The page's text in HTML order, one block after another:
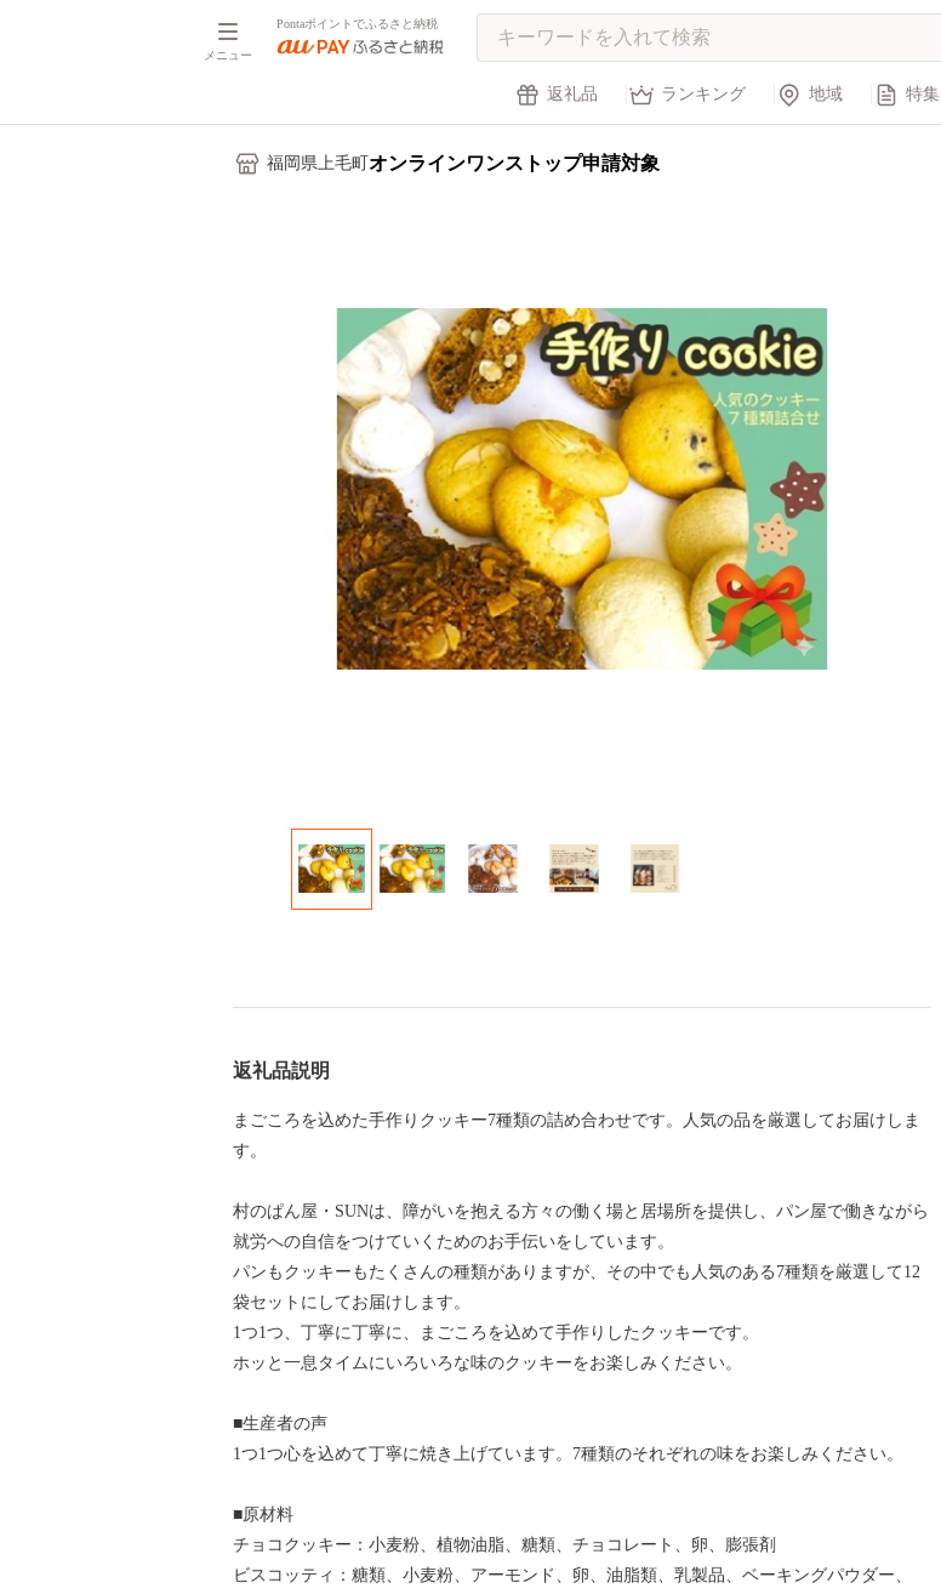
メニュー
Pontaポイントでふるさと納税
返礼品 ランキング 地域 特集
福岡県上毛町 オンラインワンストップ申請対象
返礼品説明
まごころを込めた手作りクッキー7種類の詰め合わせです。人気の品を厳選してお届けしま
す。
村のぱん屋・SUNは、障がいを抱える方々の働く場と居場所を提供し、パン屋で働きながら
就労への自信をつけていくためのお手伝いをしています。
パンもクッキーもたくさんの種類がありますが、その中でも人気のある7種類を厳選して12
袋セットにしてお届けします。
1つ1つ、丁寧に丁寧に、まごころを込めて手作りしたクッキーです。
ホッと一息タイムにいろいろな味のクッキーをお楽しみください。
■生産者の声
1つ1つ心を込めて丁寧に焼き上げています。7種類のそれぞれの味をお楽しみください。
■原材料
チョコクッキー：小麦粉、植物油脂、糖類、チョコレート、卵、膨張剤
ビスコッティ：糖類、小麦粉、アーモンド、卵、油脂類、乳製品、ベーキングパウダー、